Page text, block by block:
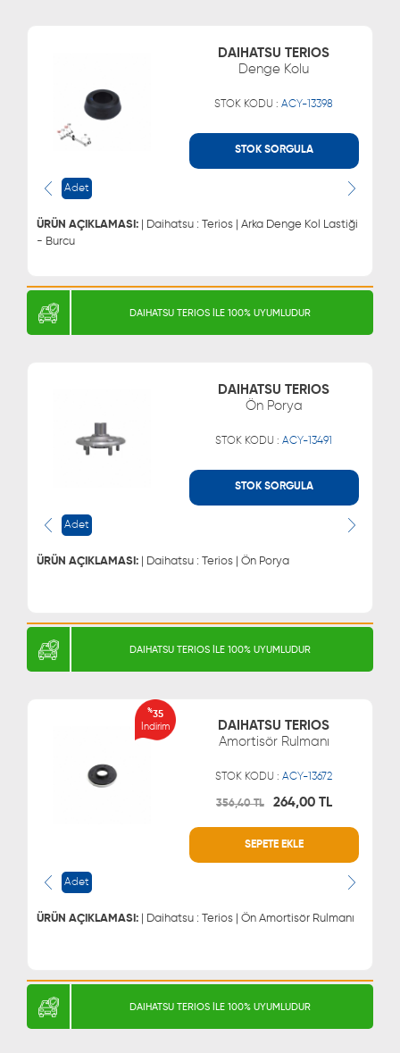
DAIHATSU TERIOS
Denge Kolu
STOK KODU :ACY-13398
STOK SORGULA
Adet
ÜRÜN AÇIKLAMASI:
- Burcu
0543 329 21 55
DAIHATSU TERIOS İLE 100% UYUMLUDUR
DAIHATSU TERIOS
Ön Porya
STOK KODU :ACY-13491
STOK SORGULA
Adet
ÜRÜN AÇIKLAMASI: | Daihatsu : Terios | Ön Porya
0543 329 21 55
DAIHATSU TERIOS İLE 100% UYUMLUDUR
%35
İndirim
DAIHATSU TERIOS
Amortisör Rulmanı
STOK KODU :ACY-13672
356,40 TL 264,00 TL
SEPETE EKLE
Adet
ÜRÜN AÇIKLAMASI: | Daihatsu : Terios | Ön Amortisör Rulmanı
DAIHATSU TERIOS İLE 100% UYUMLUDUR